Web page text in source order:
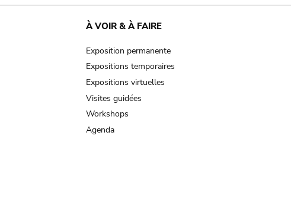
À VOIR & À FAIRE
Exposition permanente
Expositions temporaires
Expositions virtuelles
Visites guidées
Workshops
Agenda